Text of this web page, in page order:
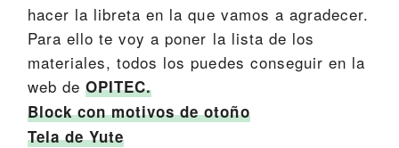
hacer la libreta en la que vamos a agradecer.
Para ello te voy a poner la lista de los
materiales, todos los puedes conseguir en la
web deOPITEC.
Block con motivos de otoño
Tela de Yute